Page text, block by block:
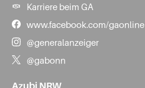
Karriere beim GA
www.facebook.com/gaonline
@generalanzeiger
@gabonn
Azubi NRW